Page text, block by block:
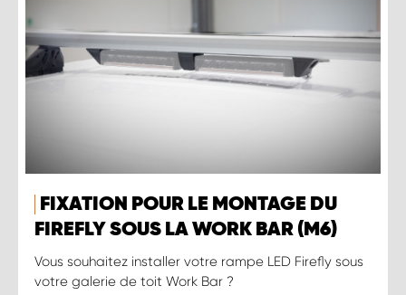
FIXATION POUR LE MONTAGE DU
FIREFLY SOUS LA WORK BAR (M6)
Vous souhaitez installer votre rampe LED Firefly sous
votre galerie de toit Work Bar ?